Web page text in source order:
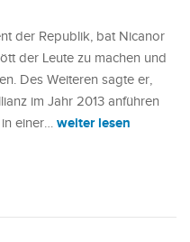
der Republik, bat Nicanor
der Leute zu machen und
Des Weiteren sagte er,
im Jahr 2013 anführen
einer… weiter lesen